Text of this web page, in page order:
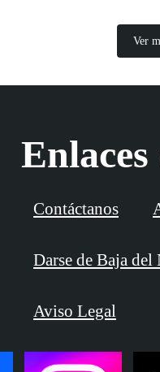
Ver
Contáctanos
Darse de Baja del
Aviso Legal